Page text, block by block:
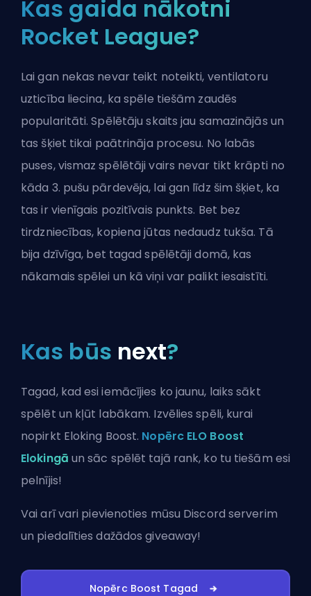
Kas gaida nākotni
Rocket League?
Lai gan nekas nevar teikt noteikti, ventilatoru
uzticība liecina, ka spēle tiešām zaudēs
popularitāti. Spēlētāju skaits jau samazinājās un
tas šķiet tikai paātrināja procesu. No labās
puses, vismaz spēlētāji vairs nevar tikt krāpti no
kāda 3. pušu pārdevēja, lai gan līdz šim šķiet, ka
tas ir vienīgais pozitīvais punkts. Bet bez
tirdzniecības, kopiena jūtas nedaudz tukša. Tā
bija dzīvīga, bet tagad spēlētāji domā, kas
nākamais spēlei un kā viņi var palikt iesaistīti.
Kas būs next?
Tagad, kad esi iemācījies ko jaunu, laiks sākt
spēlēt un kļūt labākam. Izvēlies spēli, kurai
nopirkt Eloking Boost. Nopērc ELO Boost
Elokingā un sāc spēlēt tajā rank, ko tu tiešām esi
pelnījis!
Vai arī vari pievienoties mūsu Discord serverim
un piedalīties dažādos giveaway!
Nopērc Boost Tagad